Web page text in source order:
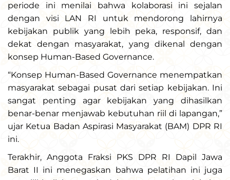
periode ini menilai bahwa kolaborasi ini sejalan
dengan visi LAN RI untuk mendorong lahirnya
kebijakan publik yang lebih peka, responsif, dan
dekat dengan masyarakat, yang dikenal dengan
konsep Human-Based Governance.
“Konsep Human-Based Governance menempatkan
masyarakat sebagai pusat dari setiap kebijakan. Ini
sangat penting agar kebijakan yang dihasilkan
benar-benar menjawab kebutuhan riil di lapangan,”
ujar Ketua Badan Aspirasi Masyarakat (BAM) DPR RI
ini.
Terakhir, Anggota Fraksi PKS DPR RI Dapil Jawa
Barat II ini menegaskan bahwa pelatihan ini juga